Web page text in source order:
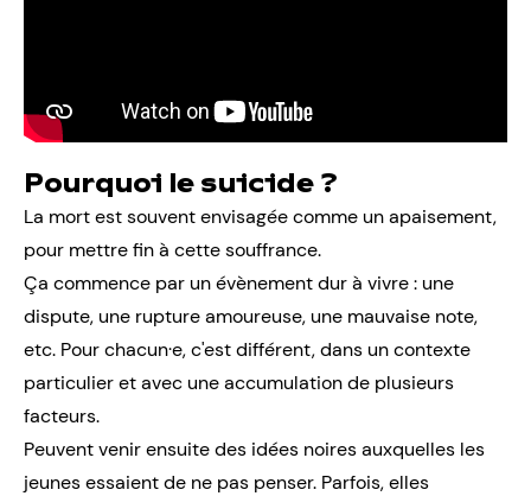
Pourquoi le suicide ?
La mort est souvent envisagée comme un apaisement,
pour mettre fin à cette souffrance.
Ça commence par un évènement dur à vivre : une
dispute, une rupture amoureuse, une mauvaise note,
etc. Pour chacun·e, c'est différent, dans un contexte
particulier et avec une accumulation de plusieurs
facteurs.
Peuvent venir ensuite des idées noires auxquelles les
jeunes essaient de ne pas penser. Parfois, elles